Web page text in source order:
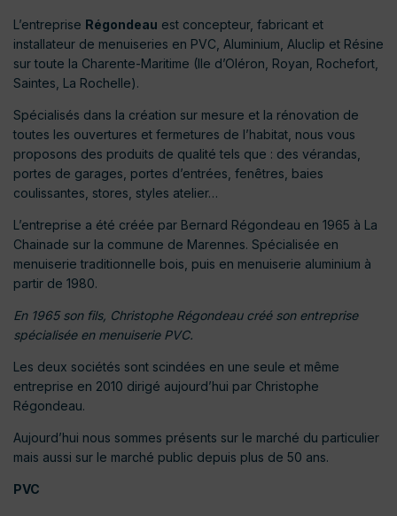
L’entreprise Régondeau est concepteur, fabricant et
installateur de menuiseries en PVC, Aluminium, Aluclip et Résine
sur toute la Charente-Maritime (Ile d’Oléron, Royan, Rochefort,
Saintes, La Rochelle).
Spécialisés dans la création sur mesure et la rénovation de
toutes les ouvertures et fermetures de l’habitat, nous vous
proposons des produits de qualité tels que : des vérandas,
portes de garages, portes d’entrées, fenêtres, baies
coulissantes, stores, styles atelier…
L’entreprise a été créée par Bernard Régondeau en 1965 à La
Chainade sur la commune de Marennes. Spécialisée en
menuiserie traditionnelle bois, puis en menuiserie aluminium à
partir de 1980.
En 1965 son fils, Christophe Régondeau créé son entreprise
spécialisée en menuiserie PVC.
Les deux sociétés sont scindées en une seule et même
entreprise en 2010 dirigé aujourd’hui par Christophe
Régondeau.
Aujourd’hui nous sommes présents sur le marché du particulier
mais aussi sur le marché public depuis plus de 50 ans.
PVC